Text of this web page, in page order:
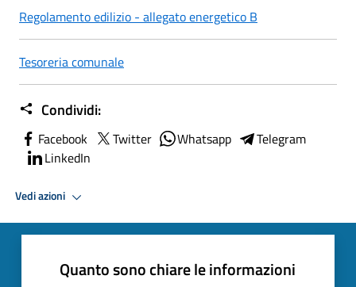
Regolamento edilizio - allegato energetico B
Tesoreria comunale
Condividi:
Facebook Twitter Whatsapp
Telegram
LinkedIn
Vedi azioni
Quanto sono chiare le informazioni